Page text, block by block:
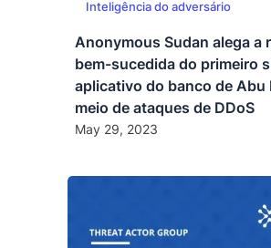
Inteligência do adversário
Anonymous Sudan alega a
bem-sucedida do primeiro
aplicativo do banco de Abu
meio de ataques de DDoS
May 29, 2023